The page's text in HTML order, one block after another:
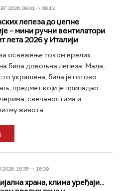
2026, 08:01 -> 08:13
лепеза до џепне
– мини ручни вентилатори
лета 2026 у Италији
освежење током врелих
била довољна лепеза. Мала,
украшена, била је готово
предмет који је припадао
свечаностима и
живота...
18:35 -> 18:39
храна, клима уређаји...